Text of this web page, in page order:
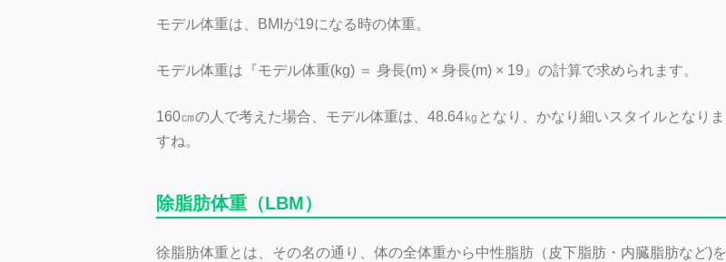
モデル体重は、BMIが19になる時の体重。
モデル体重は『モデル体重(kg) ＝ 身長(m) × 身長(m) × 19』の計算で求められます。
160㎝の人で考えた場合、モデル体重は、48.64㎏となり、かなり細いスタイルとなりま
すね。
除脂肪体重（LBM）
徐脂肪体重とは、その名の通り、体の全体重から中性脂肪（皮下脂肪・内臓脂肪など)を